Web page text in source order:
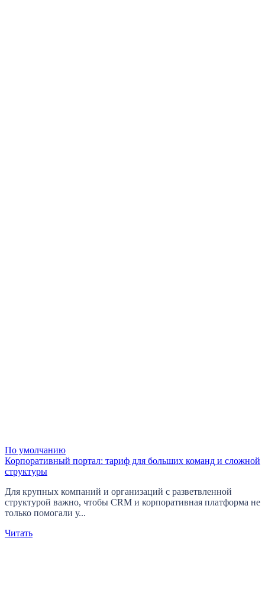
По умолчанию
Корпоративный портал: тариф для больших команд и сложной
структуры
Для крупных компаний и организаций с разветвленной
структурой важно, чтобы CRM и корпоративная платформа не
только помогали у...
Читать